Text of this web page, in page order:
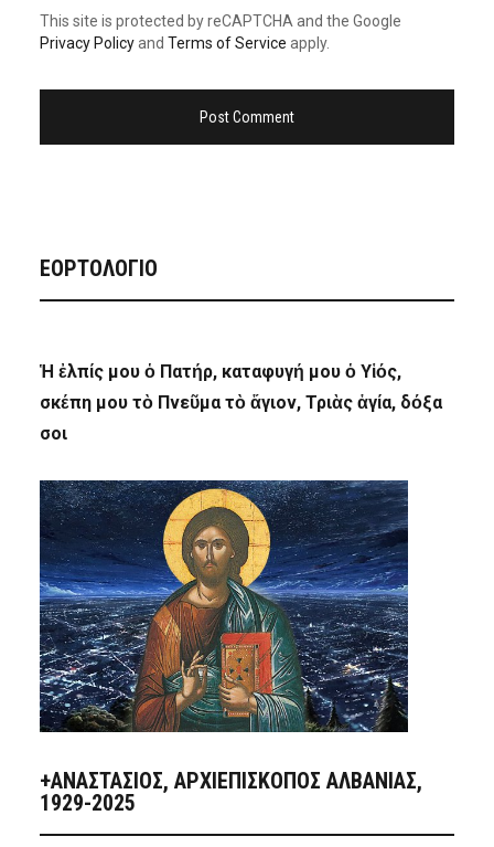
This site is protected by reCAPTCHA and the Google
Privacy Policyand Terms of Service apply.
ΕΟΡΤΟΛΟΓΙΟ
Ἡ ἐλπίς μου ὁ Πατήρ, καταφυγή μου ὁ Υἱός,
σκέπη μου τὸ Πνεῦμα τὸ ἅγιον, Τριὰς ἁγία, δόξα
σοι
+ΑΝΑΣΤΆΣΙΟΣ, ΑΡΧΙΕΠΊΣΚΟΠΟΣ ΑΛΒΑΝΊΑΣ,
1929-2025